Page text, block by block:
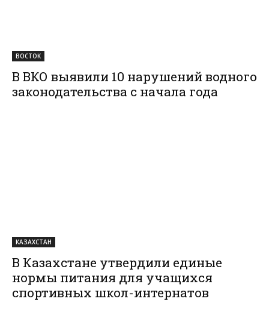
ВОСТОК
В ВКО выявили 10 нарушений водного
законодательства с начала года
КАЗАХСТАН
В Казахстане утвердили единые
нормы питания для учащихся
спортивных школ-интернатов